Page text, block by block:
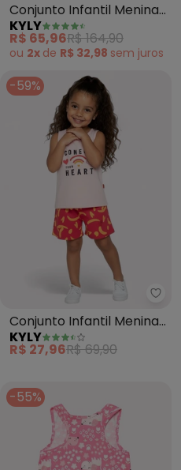
Conjunto Infantil Menina
Flamingos (Rosa)
KYLY
R$ 65,96R$ 164,90
ou 2x de R$ 32,98 sem juros
-59%
Conjunto Infantil Menina
Lettering (Rosa)
KYLY
R$ 27,96R$ 69,90
-55%